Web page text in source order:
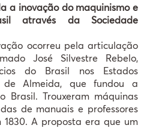
a inovação do maquinismo e
através da Sociedade
ocorreu pela articulação
José Silvestre Rebelo,
do Brasil nos Estados
Almeida, que fundou a
Brasil. Trouxeram máquinas
de manuais e professores
A proposta era que um